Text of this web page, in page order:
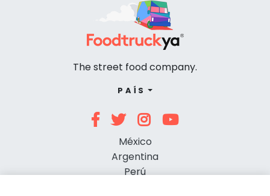
The street food company.
PAÍS
México
Argentina
Perú